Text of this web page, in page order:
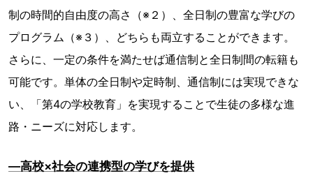
制の時間的自由度の高さ（※２）、全日制の豊富な学びの
プログラム（※３）、どちらも両立することができます。
さらに、一定の条件を満たせば通信制と全日制間の転籍も
可能です。単体の全日制や定時制、通信制には実現できな
い、「第4の学校教育」を実現することで生徒の多様な進
路・ニーズに対応します。
―高校×社会の連携型の学びを提供